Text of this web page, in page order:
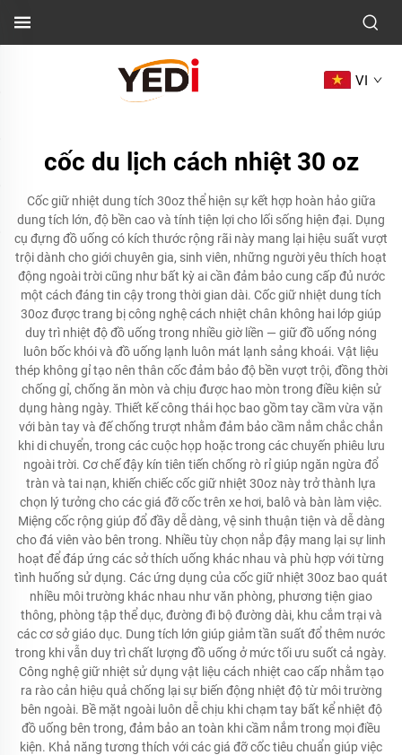
VI
cốc du lịch cách nhiệt 30 oz
Cốc giữ nhiệt dung tích 30oz thể hiện sự kết hợp hoàn hảo giữa
dung tích lớn, độ bền cao và tính tiện lợi cho lối sống hiện đại. Dụng
cụ đựng đồ uống có kích thước rộng rãi này mang lại hiệu suất vượt
trội dành cho giới chuyên gia, sinh viên, những người yêu thích hoạt
động ngoài trời cũng như bất kỳ ai cần đảm bảo cung cấp đủ nước
một cách đáng tin cậy trong thời gian dài. Cốc giữ nhiệt dung tích
30oz được trang bị công nghệ cách nhiệt chân không hai lớp giúp
duy trì nhiệt độ đồ uống trong nhiều giờ liền — giữ đồ uống nóng
luôn bốc khói và đồ uống lạnh luôn mát lạnh sảng khoái. Vật liệu
thép không gỉ tạo nên thân cốc đảm bảo độ bền vượt trội, đồng thời
chống gỉ, chống ăn mòn và chịu được hao mòn trong điều kiện sử
dụng hàng ngày. Thiết kế công thái học bao gồm tay cầm vừa vặn
với bàn tay và đế chống trượt nhằm đảm bảo cầm nắm chắc chắn
khi di chuyển, trong các cuộc họp hoặc trong các chuyến phiêu lưu
ngoài trời. Cơ chế đậy kín tiên tiến chống rò rỉ giúp ngăn ngừa đổ
tràn và tai nạn, khiến chiếc cốc giữ nhiệt 30oz này trở thành lựa
chọn lý tưởng cho các giá đỡ cốc trên xe hơi, balô và bàn làm việc.
Miệng cốc rộng giúp đổ đầy dễ dàng, vệ sinh thuận tiện và dễ dàng
cho đá viên vào bên trong. Nhiều tùy chọn nắp đậy mang lại sự linh
hoạt để đáp ứng các sở thích uống khác nhau và phù hợp với từng
tình huống sử dụng. Các ứng dụng của cốc giữ nhiệt 30oz bao quát
nhiều môi trường khác nhau như văn phòng, phương tiện giao
thông, phòng tập thể dục, đường đi bộ đường dài, khu cắm trại và
các cơ sở giáo dục. Dung tích lớn giúp giảm tần suất đổ thêm nước
trong khi vẫn duy trì chất lượng đồ uống ở mức tối ưu suốt cả ngày.
Công nghệ giữ nhiệt sử dụng vật liệu cách nhiệt cao cấp nhằm tạo
ra rào cản hiệu quả chống lại sự biến động nhiệt độ từ môi trường
bên ngoài. Bề mặt ngoài luôn dễ chịu khi chạm tay bất kể nhiệt độ
đồ uống bên trong, đảm bảo an toàn khi cầm nắm trong mọi điều
kiện. Khả năng tương thích với các giá đỡ cốc tiêu chuẩn giúp việc